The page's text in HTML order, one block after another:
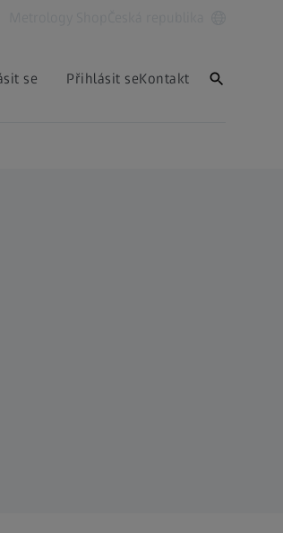
se Přihlásit seKontakt